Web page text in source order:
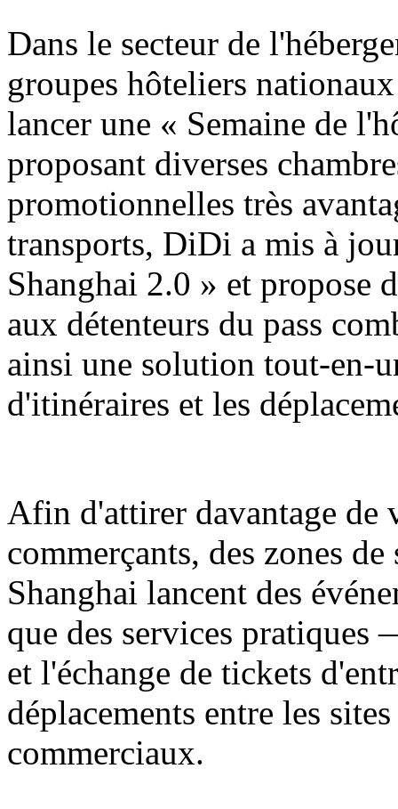
Dans le secteur de
groupes hôteliers
lancer une « Semaine de
proposant diverses
promotionnelles très
transports, DiDi a mis à
Shanghai 2.0 » et propose
aux détenteurs du pass
ainsi une solution tout-en-
d'itinéraires et les
Afin d'attirer davantage de
commerçants, des zones
Shanghai lancent des
que des services pratiques
et l'échange de tickets
déplacements entre les
commerciaux.